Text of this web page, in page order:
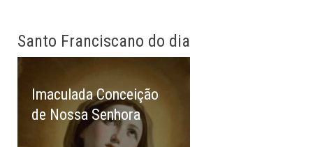
Santo Franciscano do dia
Imaculada Conceição
de Nossa Senhora